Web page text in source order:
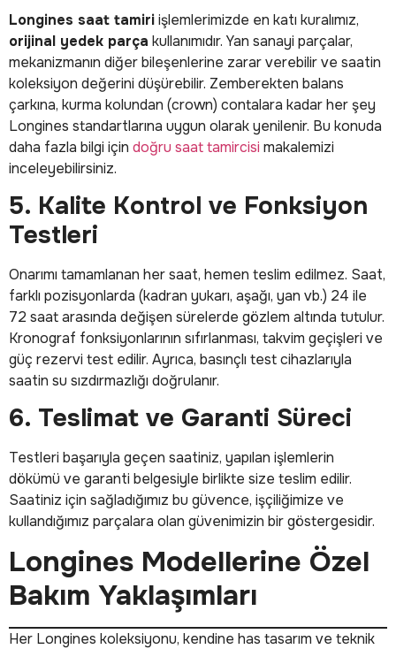
Longines saat tamiriişlemlerimizde en katı kuralımız,
orijinal yedek parça kullanımıdır. Yan sanayi parçalar,
mekanizmanın diğer bileşenlerine zarar verebilir ve saatin
koleksiyon değerini düşürebilir. Zemberekten balans
çarkına, kurma kolundan (crown) contalara kadar her şey
Longines standartlarına uygun olarak yenilenir. Bu konuda
daha fazla bilgi için doğru saat tamircisi makalemizi
inceleyebilirsiniz.
5. Kalite Kontrol ve Fonksiyon
Testleri
Onarımı tamamlanan her saat, hemen teslim edilmez. Saat,
farklı pozisyonlarda (kadran yukarı, aşağı, yan vb.) 24 ile
72 saat arasında değişen sürelerde gözlem altında tutulur.
Kronograf fonksiyonlarının sıfırlanması, takvim geçişleri ve
güç rezervi test edilir. Ayrıca, basınçlı test cihazlarıyla
saatin su sızdırmazlığı doğrulanır.
6. Teslimat ve Garanti Süreci
Testleri başarıyla geçen saatiniz, yapılan işlemlerin
dökümü ve garanti belgesiyle birlikte size teslim edilir.
Saatiniz için sağladığımız bu güvence, işçiliğimize ve
kullandığımız parçalara olan güvenimizin bir göstergesidir.
Longines Modellerine Özel
Bakım Yaklaşımları
Her Longines koleksiyonu, kendine has tasarım ve teknik